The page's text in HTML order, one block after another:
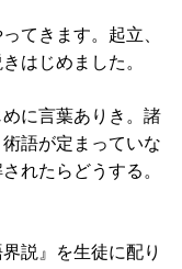
てきます。起立、
はじめました。
に言葉ありき。諸
語が定まっていな
れたらどうする。
説』を生徒に配り